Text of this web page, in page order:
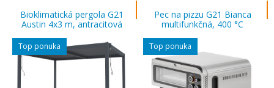
Bioklimatická pergola G21
Austin 4x3 m, antracitová
Top ponuka
Pec na pizzu G21 Bianca
multifunkčná, 400 °C
Top ponuka